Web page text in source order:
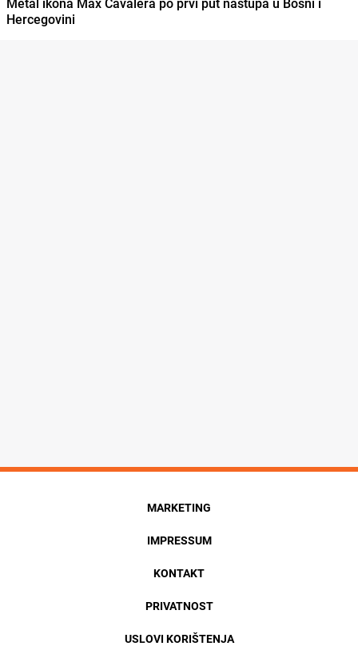
Metal ikona Max Cavalera po prvi put nastupa u Bosni i
Hercegovini
MARKETING
IMPRESSUM
KONTAKT
PRIVATNOST
USLOVI KORIŠTENJA